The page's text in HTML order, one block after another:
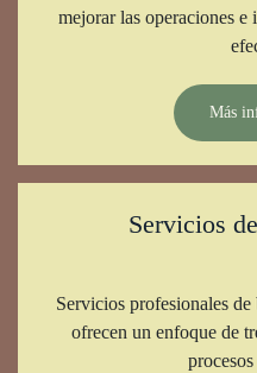
mejorar las operaciones e
Más
Servicios
Servicios profesionales
ofrecen un enfoque de